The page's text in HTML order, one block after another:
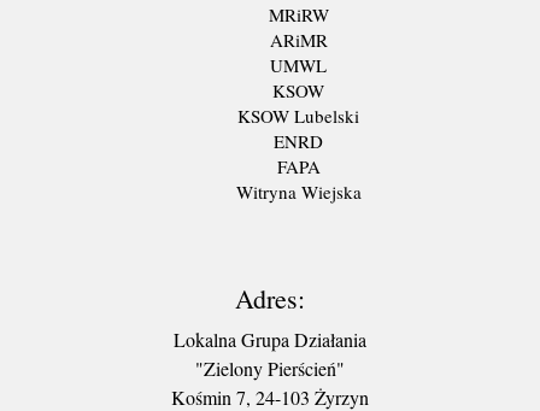
MRiRW
ARiMR
UMWL
KSOW
KSOW Lubelski
ENRD
FAPA
Witryna Wiejska
Adres:
Lokalna Grupa Działania
"Zielony Pierścień"
Kośmin 7, 24-103 Żyrzyn